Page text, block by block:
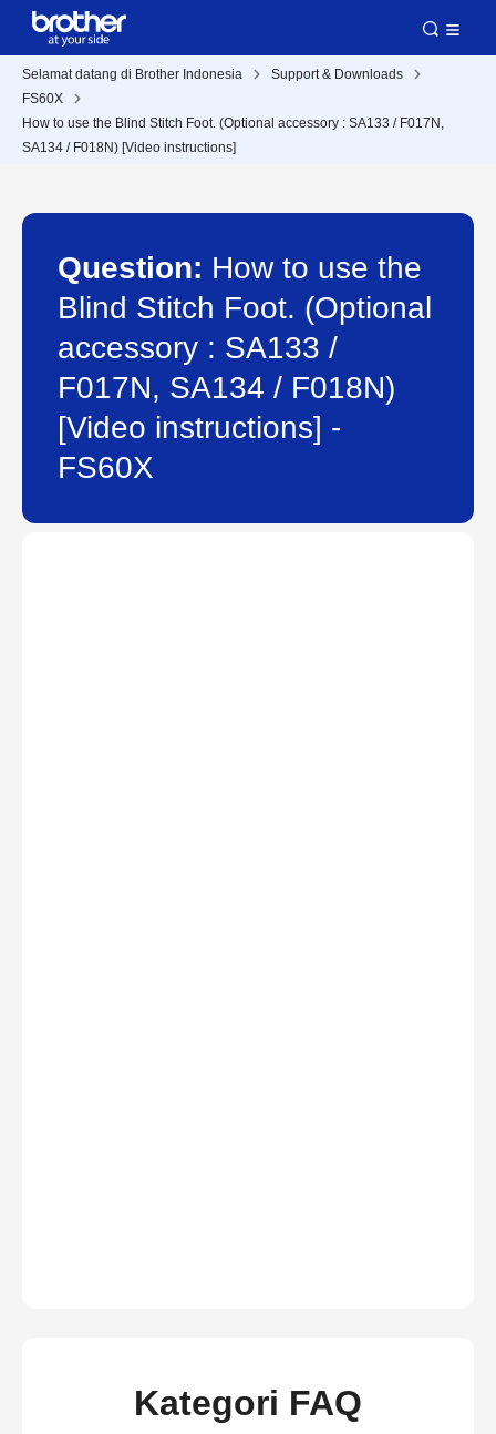
Selamat datang di Brother Indonesia
Support & Downloads
FS60X
How to use the Blind Stitch Foot. (Optional accessory : SA133 / F017N,
SA134 / F018N) [Video instructions]
Question: How to use the
Blind Stitch Foot. (Optional
accessory : SA133 /
F017N, SA134 / F018N)
[Video instructions] -
FS60X
Kategori FAQ